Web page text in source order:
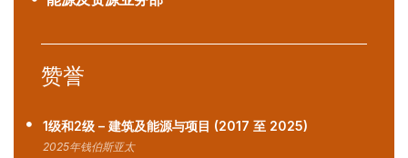
赞誉
1级和2级 – 建筑及能源与项目 (2017 至 2025)
2025年钱伯斯亚太